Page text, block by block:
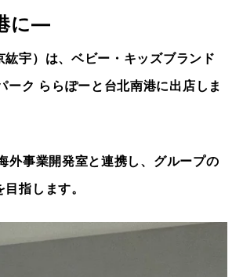
に―
宇）は、ベビー・キッズブランド
ク ららぽーと台北南港に出店しま
外事業開発室と連携し、グループの
指します。